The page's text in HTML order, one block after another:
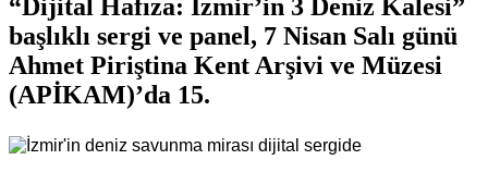
“Dijital Hafıza: İzmir’in 3 Deniz Kalesi”
başlıklı sergi ve panel, 7 Nisan Salı günü
Ahmet Piriştina Kent Arşivi ve Müzesi
(APİKAM)’da 15.